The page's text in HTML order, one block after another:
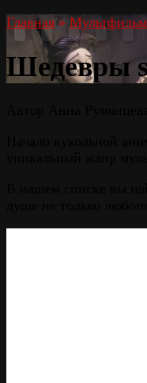
Главная »
Шедевры